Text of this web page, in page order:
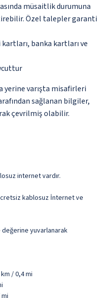
müsaitlik durumuna
Özel talepler garanti
banka kartları ve
yerine varışta misafirleri
sağlanan bilgiler,
çevrilmiş olabilir.
internet vardır.
kablosuz İnternet ve
değerine yuvarlanarak
/ 0,4 mi